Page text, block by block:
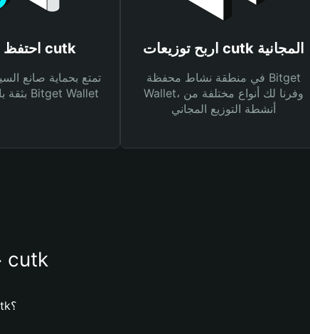
احتفظ بعملات cutk
تمتع بحماية صانع
cutk بثقة باستخدام Bitget Wallet
اربح توزيعات cutk المجانية
في منطقة نشاط محفظة Bitget
Wallet، وفرنا لك أنواع مختلفة من
أنشطة التوزيع المجاني
حول محفظة cutk
ما هي محفظة cutk؟